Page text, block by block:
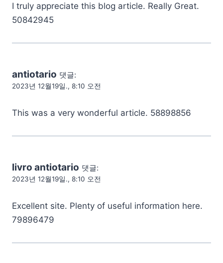
I truly appreciate this blog article. Really Great.
50842945
antiotario 댓글:
2023년 12월19일., 8:10 오전
This was a very wonderful article. 58898856
livro antiotario 댓글:
2023년 12월19일., 8:10 오전
Excellent site. Plenty of useful information here.
79896479